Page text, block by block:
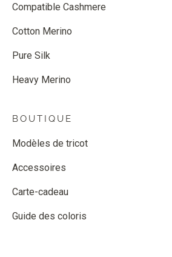
Compatible Cashmere
Cotton Merino
Pure Silk
Heavy Merino
BOUTIQUE
Modèles de tricot
Accessoires
Carte-cadeau
Guide des coloris